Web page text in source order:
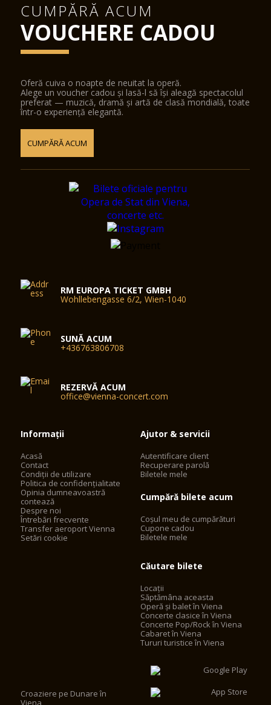
CUMPĂRĂ ACUM
VOUCHERE CADOU
Oferă cuiva o noapte de neuitat la operă.
Alege un voucher cadou și lasă-l să își aleagă spectacolul
preferat — muzică, dramă și artă de clasă mondială, toate
într-o experiență elegantă.
CUMPĂRĂ ACUM
RM EUROPA TICKET GMBH
Wohllebengasse 6/2, Wien-1040
SUNĂ ACUM
+436763806708
REZERVĂ ACUM
office@vienna-concert.com
Informații
Acasă
Contact
Condiții de utilizare
Politica de confidențialitate
Opinia dumneavoastră
contează
Despre noi
Întrebări frecvente
Transfer aeroport Vienna
Setări cookie
Ajutor & servicii
Autentificare client
Recuperare parolă
Biletele mele
Cumpără bilete acum
Coșul meu de cumpărături
Cupone cadou
Biletele mele
Căutare bilete
Locații
Săptămâna aceasta
Operă și balet în Viena
Concerte clasice în Viena
Concerte Pop/Rock în Viena
Cabaret în Viena
Tururi turistice în Viena
Croaziere pe Dunare în
Viena